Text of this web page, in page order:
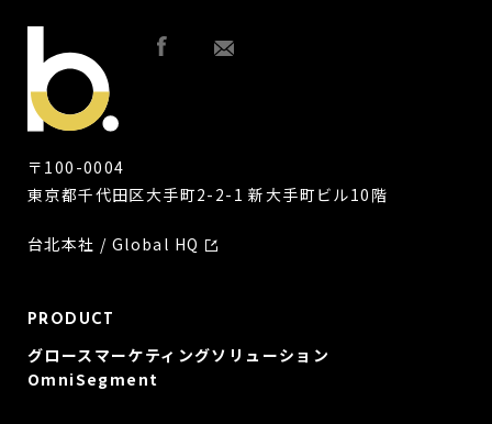
〒100-0004
東京都千代田区大手町2-2-1 新大手町ビル10階
台北本社 / Global HQ
PRODUCT
グロースマーケティングソリューション
OmniSegment